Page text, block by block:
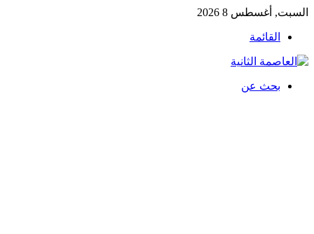
السبت, أغسطس 8 2026
القائمة
بحث عن